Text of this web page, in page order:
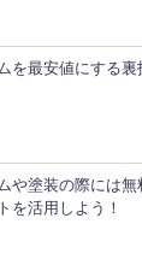
を最安値にする裏
や塗装の際には
を活用しよう！